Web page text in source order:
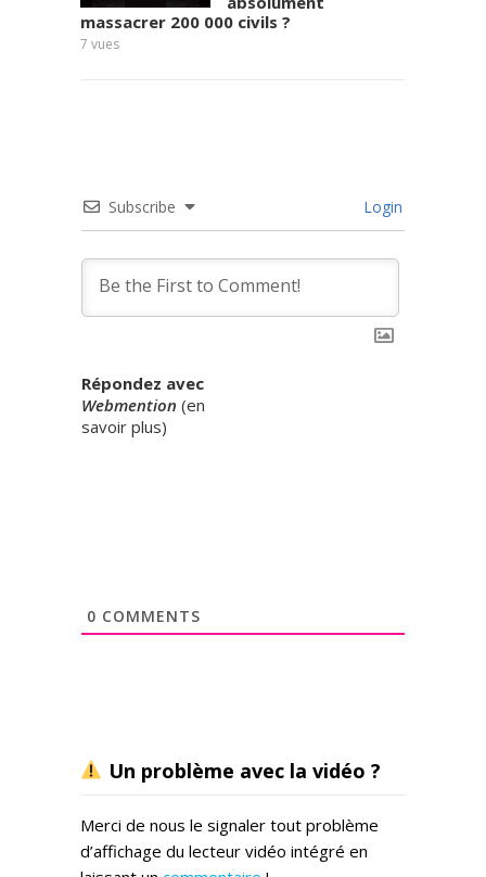
massacrer 200 000 civils ?
7 vues
Subscribe Login
Répondez avec
Webmention (en
savoir plus)
0 COMMENTS
Un problème avec la vidéo ?
Merci de nous le signaler tout problème
d’affichage du lecteur vidéo intégré en